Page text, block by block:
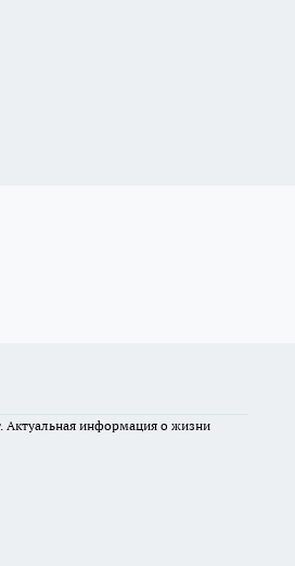
Актуальная информация о жизни